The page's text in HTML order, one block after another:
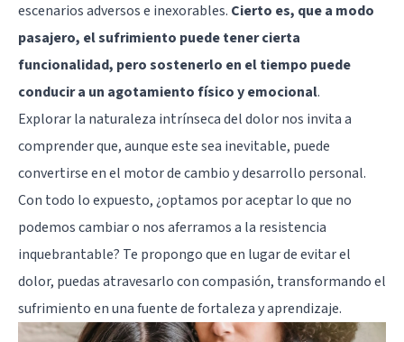
escenarios adversos e inexorables. Cierto es, que a modo
pasajero, el sufrimiento puede tener cierta
funcionalidad, pero sostenerlo en el tiempo puede
conducir a un agotamiento físico y emocional.
Explorar la naturaleza intrínseca del dolor nos invita a
comprender que, aunque este sea inevitable, puede
convertirse en el motor de cambio y desarrollo personal.
Con todo lo expuesto, ¿optamos por aceptar lo que no
podemos cambiar o nos aferramos a la resistencia
inquebrantable? Te propongo que en lugar de evitar el
dolor, puedas atravesarlo con compasión, transformando el
sufrimiento en una fuente de fortaleza y aprendizaje.